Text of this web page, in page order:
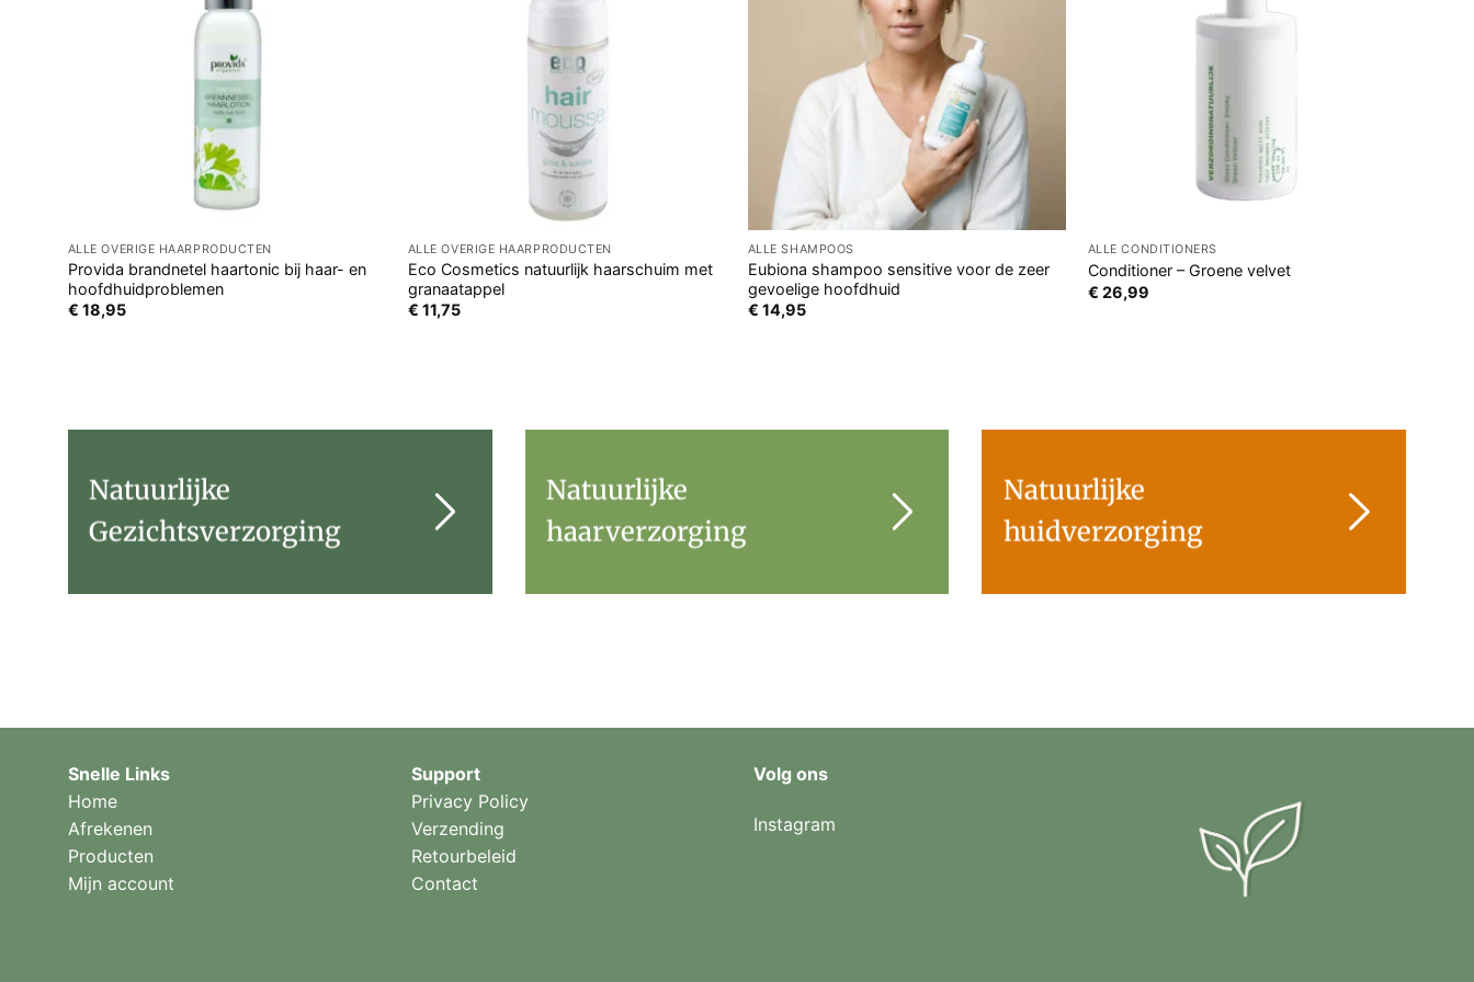
ALLE OVERIGE HAARPRODUCTEN
Provida brandnetel haartonic bij haar- en
hoofdhuidproblemen
€ 18,95
ALLE OVERIGE HAARPRODUCTEN
Eco Cosmetics natuurlijk haarschuim met
granaatappel
€ 11,75
ALLE SHAMPOOS
Eubiona shampoo sensitive voor de zeer
gevoelige hoofdhuid
€ 14,95
ALLE CONDITIONERS
Conditioner – Groene velvet
€ 26,99
Natuurlijke
Gezichtsverzorging
Natuurlijke
haarverzorging
Natuurlijke
huidverzorging
Snelle Links
Home
Afrekenen
Producten
Mijn account
Support
Privacy Policy
Verzending
Retourbeleid
Contact
Volg ons
Instagram